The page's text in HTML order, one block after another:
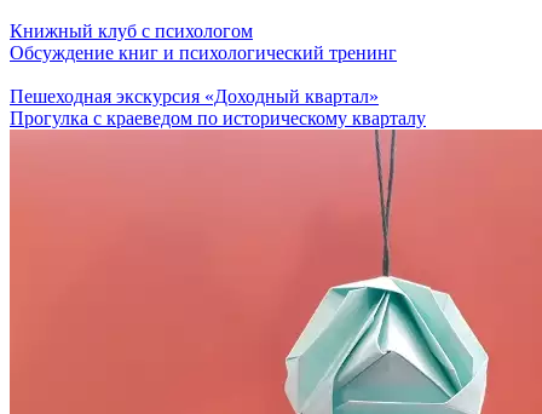
Книжный клуб с психологом
Обсуждение книг и психологический тренинг
Пешеходная экскурсия «Доходный квартал»
Прогулка с краеведом по историческому кварталу